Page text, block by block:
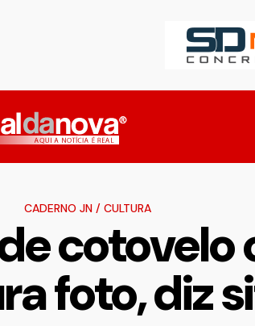
CADERNO JN / CULTURA
cotovelo
foto, diz